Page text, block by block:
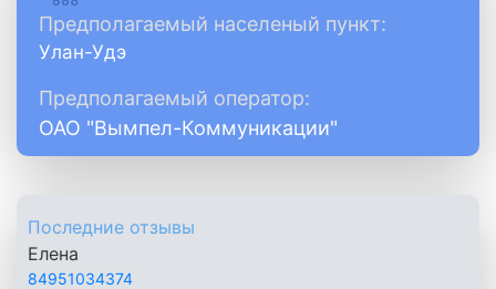
Предполагаемый населеный пункт:
Улан-Удэ
Предполагаемый оператор:
ОАО "Вымпел-Коммуникации"
Последние отзывы
Елена
84951034374